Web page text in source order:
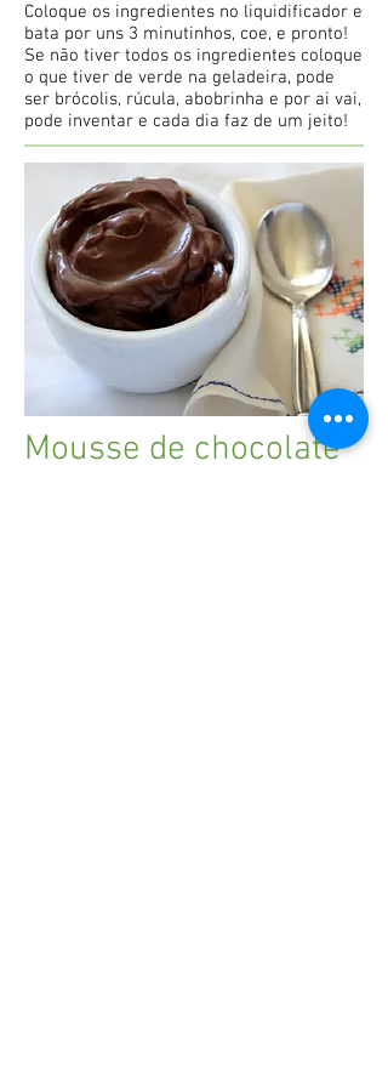
Coloque os ingredientes no liquidificador e
bata por uns 3 minutinhos, coe, e pronto!
Se não tiver todos os ingredientes coloque
o que tiver de verde na geladeira, pode
ser brócolis, rúcula, abobrinha e por ai vai,
pode inventar e cada dia faz de um jeito!
Mousse de chocolate